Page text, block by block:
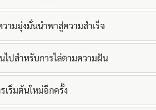
วามมุ่งมั่นนำพาสู่ความสำเร็จ
ไปสำหรับการไล่ตามความฝัน
เริ่มต้นใหม่อีกครั้ง